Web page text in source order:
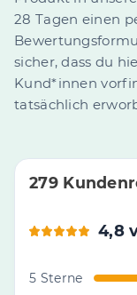
28 Tagen einen
sicher, dass du
Kund*innen
tatsächlich
279
4,8
5 Sterne